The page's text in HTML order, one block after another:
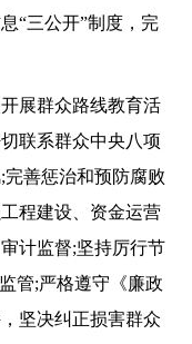
“三公开”制度，完
展群众路线教育活
联系群众中央八项
善惩治和预防腐败
程建设、资金运营
计监督;坚持厉行节
管;严格遵守《廉政
坚决纠正损害群众